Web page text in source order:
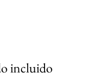
incluido